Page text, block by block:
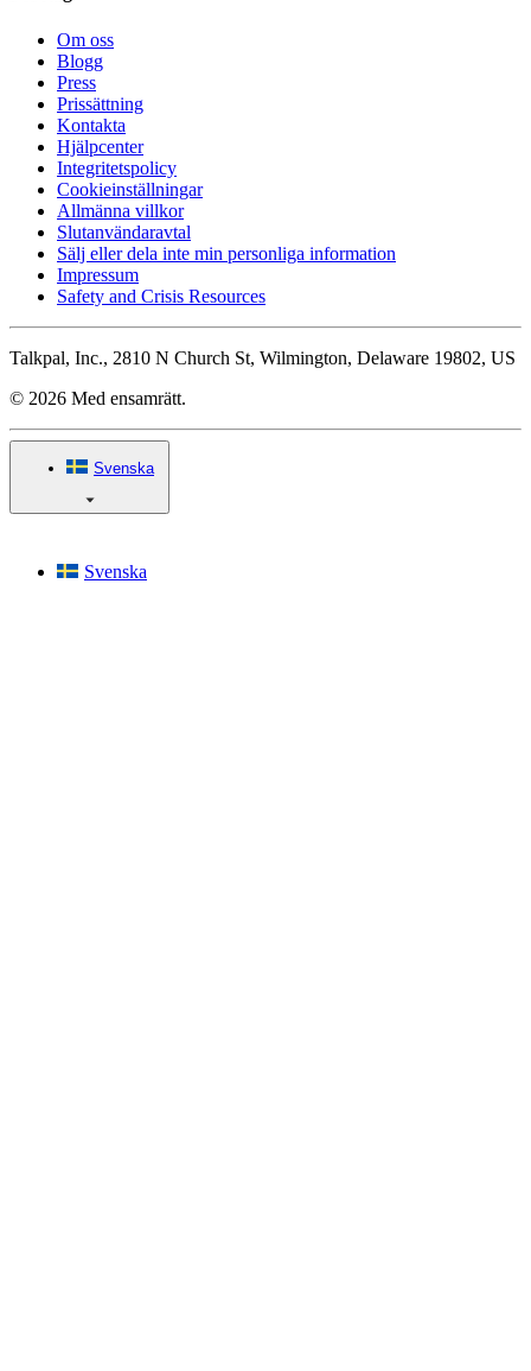
Om oss
Blogg
Press
Prissättning
Kontakta
Hjälpcenter
Integritetspolicy
Cookieinställningar
Allmänna villkor
Slutanvändaravtal
Sälj eller dela inte min personliga information
Impressum
Safety and Crisis Resources
Talkpal, Inc., 2810 N Church St, Wilmington, Delaware 19802, US
© 2026 Med ensamrätt.
Svenska
Svenska